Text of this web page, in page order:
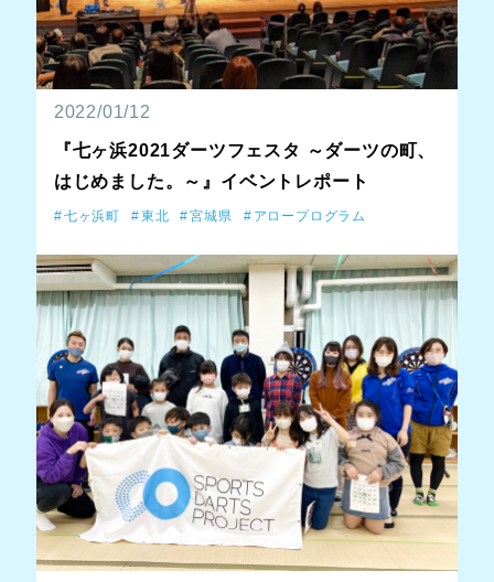
2022/01/12
『七ヶ浜2021ダーツフェスタ ～ダーツの町、
はじめました。～』イベントレポート
七ヶ浜町 東北 宮城県 アロープログラム